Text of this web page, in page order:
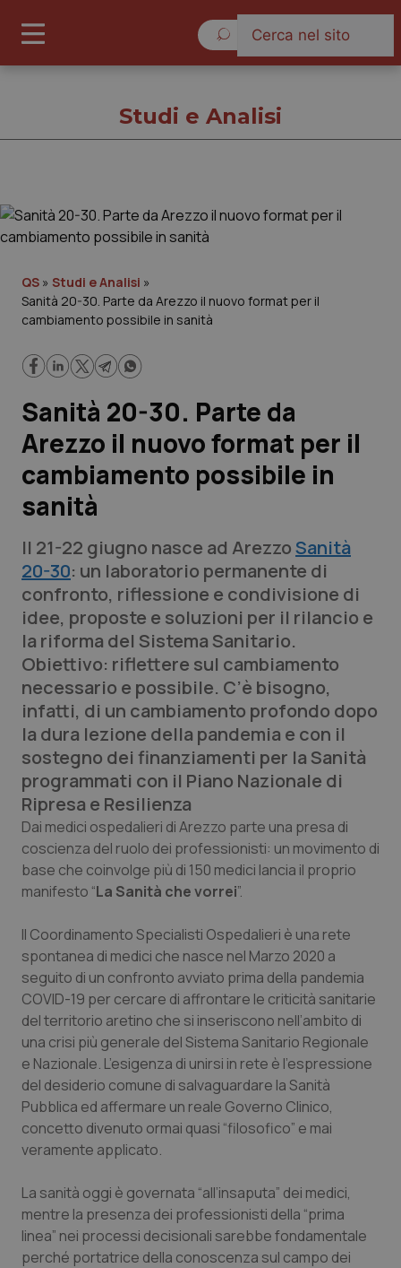
Governo e Parlamento
Regioni e Asl
Lavoro e Professioni
Scienza e Farmaci
Studi e Analisi
Lettere al direttore
Edizioni Regionali
QS Pro
Professionisti Sanitari.AI
Abruzzo
Basilicata
Calabria
Campania
Friuli Venezia Giulia
Lazio
Liguria
Lombardia
Marche
Molise
Piemonte
QS Pro Gold
Artrite & artrosi
Asma & BPCO
Car-T
Dermatite Atopica
Diabete & glucometri
Disturbi dell’umore
Dolore
Donna & Salute
Epatiti
HIV
QS Club Newsletter
Studi e Analisi
QS » Studi e Analisi »
Sanità 20-30. Parte da Arezzo il nuovo format per il
cambiamento possibile in sanità
Sanità 20-30. Parte da
Arezzo il nuovo format per il
cambiamento possibile in
sanità
Il 21-22 giugno nasce ad ArezzoSanità
20-30: un laboratorio permanente di
confronto, riflessione e condivisione di
idee, proposte e soluzioni per il rilancio e
la riforma del Sistema Sanitario.
Obiettivo: riflettere sul cambiamento
necessario e possibile. C’è bisogno,
infatti, di un cambiamento profondo dopo
la dura lezione della pandemia e con il
sostegno dei finanziamenti per la Sanità
programmati con il Piano Nazionale di
Ripresa e Resilienza
Dai medici ospedalieri di Arezzo parte una presa di
coscienza del ruolo dei professionisti: un movimento di
base che coinvolge più di 150 medici lancia il proprio
manifesto “La Sanità che vorrei”.
Il Coordinamento Specialisti Ospedalieri è una rete
spontanea di medici che nasce nel Marzo 2020 a
seguito di un confronto avviato prima della pandemia
COVID-19 per cercare di affrontare le criticità sanitarie
del territorio aretino che si inseriscono nell’ambito di
una crisi più generale del Sistema Sanitario Regionale
e Nazionale. L’esigenza di unirsi in rete è l’espressione
del desiderio comune di salvaguardare la Sanità
Pubblica ed affermare un reale Governo Clinico,
concetto divenuto ormai quasi “filosofico” e mai
veramente applicato.
La sanità oggi è governata “all’insaputa” dei medici,
mentre la presenza dei professionisti della “prima
linea” nei processi decisionali sarebbe fondamentale
perché portatrice della conoscenza sul campo dei